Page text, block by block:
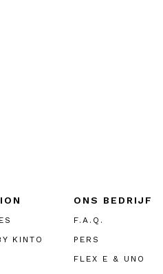
KINTO
ONS BEDRIJF
F.A.Q.
PERS
FLEX E & UNO